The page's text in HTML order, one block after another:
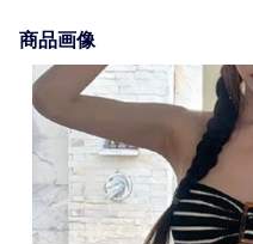
商品画像